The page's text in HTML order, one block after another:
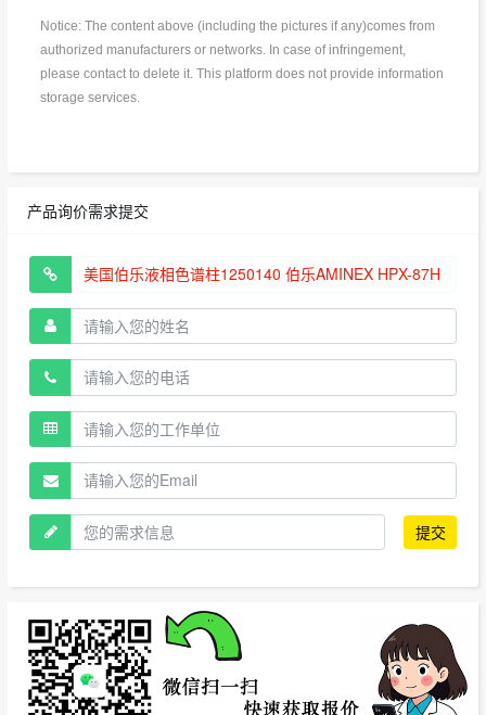
Notice: The content above (including the pictures if any)comes from
authorized manufacturers or networks. In case of infringement,
please contact to delete it. This platform does not provide information
storage services.
产品询价需求提交
提交